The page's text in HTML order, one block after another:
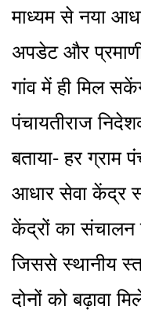
माध्यम से नया
अपडेट और
गांव में ही मिल
पंचायतीराज
बताया- हर ग्राम
आधार सेवा केंद्र
केंद्रों का संचालन
जिससे स्थानीय
दोनों को बढ़ावा